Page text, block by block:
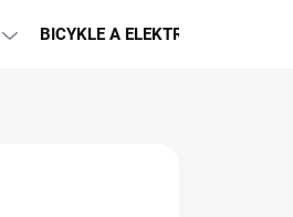
BICYKLE A ELEKTRO BICYKLE